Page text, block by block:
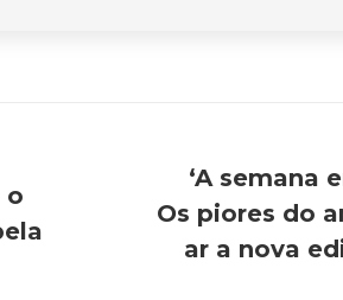
o
Próximo
post:
‘A semana
Os piores do
ar a nova